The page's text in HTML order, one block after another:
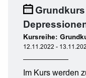
Kursreihe:
12.11.2022 -
Im Kurs werden